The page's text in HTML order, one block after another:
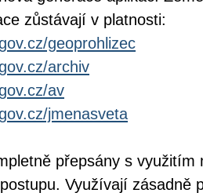
zůstávají v platnosti:
geoprohlizec
archiv
av
jmenasveta
přepsány s využitím
Využívají zásadně